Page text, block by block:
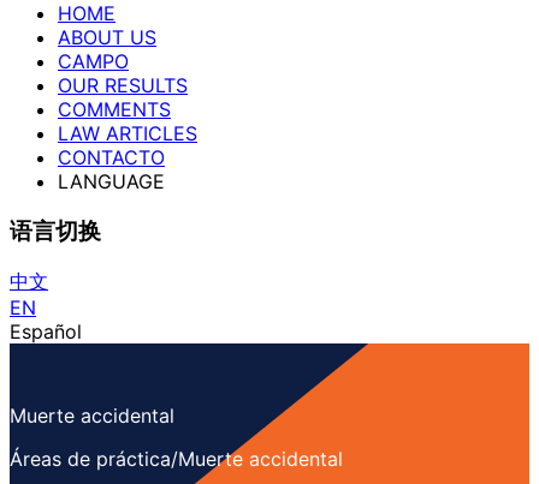
HOME
ABOUT US
CAMPO
OUR RESULTS
COMMENTS
LAW ARTICLES
CONTACTO
LANGUAGE
语言切换
中文
EN
Español
Muerte accidental
Áreas de práctica/Muerte accidental